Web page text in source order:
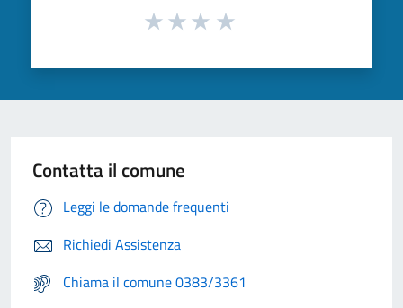
Contatta il comune
Leggi le domande frequenti
Richiedi Assistenza
Chiama il comune 0383/3361